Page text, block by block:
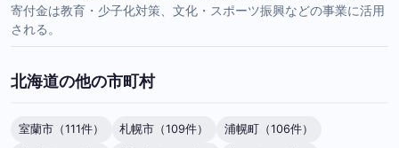
寄付金は教育・少子化対策、文化・スポーツ振興などの事業に活用
される。
北海道の他の市町村
室蘭市（111件） 札幌市（109件）
浦幌町（106件）